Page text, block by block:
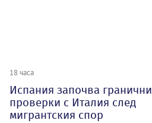
18 часа
Испания започва гранични
проверки с Италия след
мигрантския спор